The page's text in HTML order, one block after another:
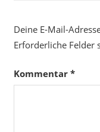
Deine E-Mail-
Erforderliche Felder
Kommentar *